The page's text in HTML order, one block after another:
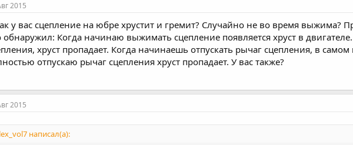
2015
у вас сцепление на юбре хрустит и гремит? Случайно не во время выжима?
обнаружил: Когда начинаю выжимать сцепление появляется хруст в
хруст пропадает. Когда начинаешь отпускать рычаг сцепления, в самом
отпускаю рычаг сцепления хруст пропадает. У вас также?
2015
написал(а):